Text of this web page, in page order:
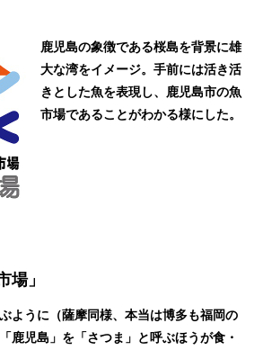
鹿児島の象徴である桜島を背景に雄
大な湾をイメージ。手前には活き活
きとした魚を表現し、鹿児島市の魚
市場であることがわかる様にした。
場」
ように（薩摩同様、本当は博多も福岡の
鹿児島」を「さつま」と呼ぶほうが食・